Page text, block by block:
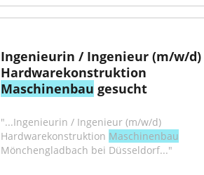
Ingenieurin / Ingenieur (m/w/d)
Maschinenbau gesucht
"...Ingenieurin / Ingenieur (m/w/d)
Hardwarekonstruktion Maschinenbau
Mönchengladbach bei Düsseldorf..."